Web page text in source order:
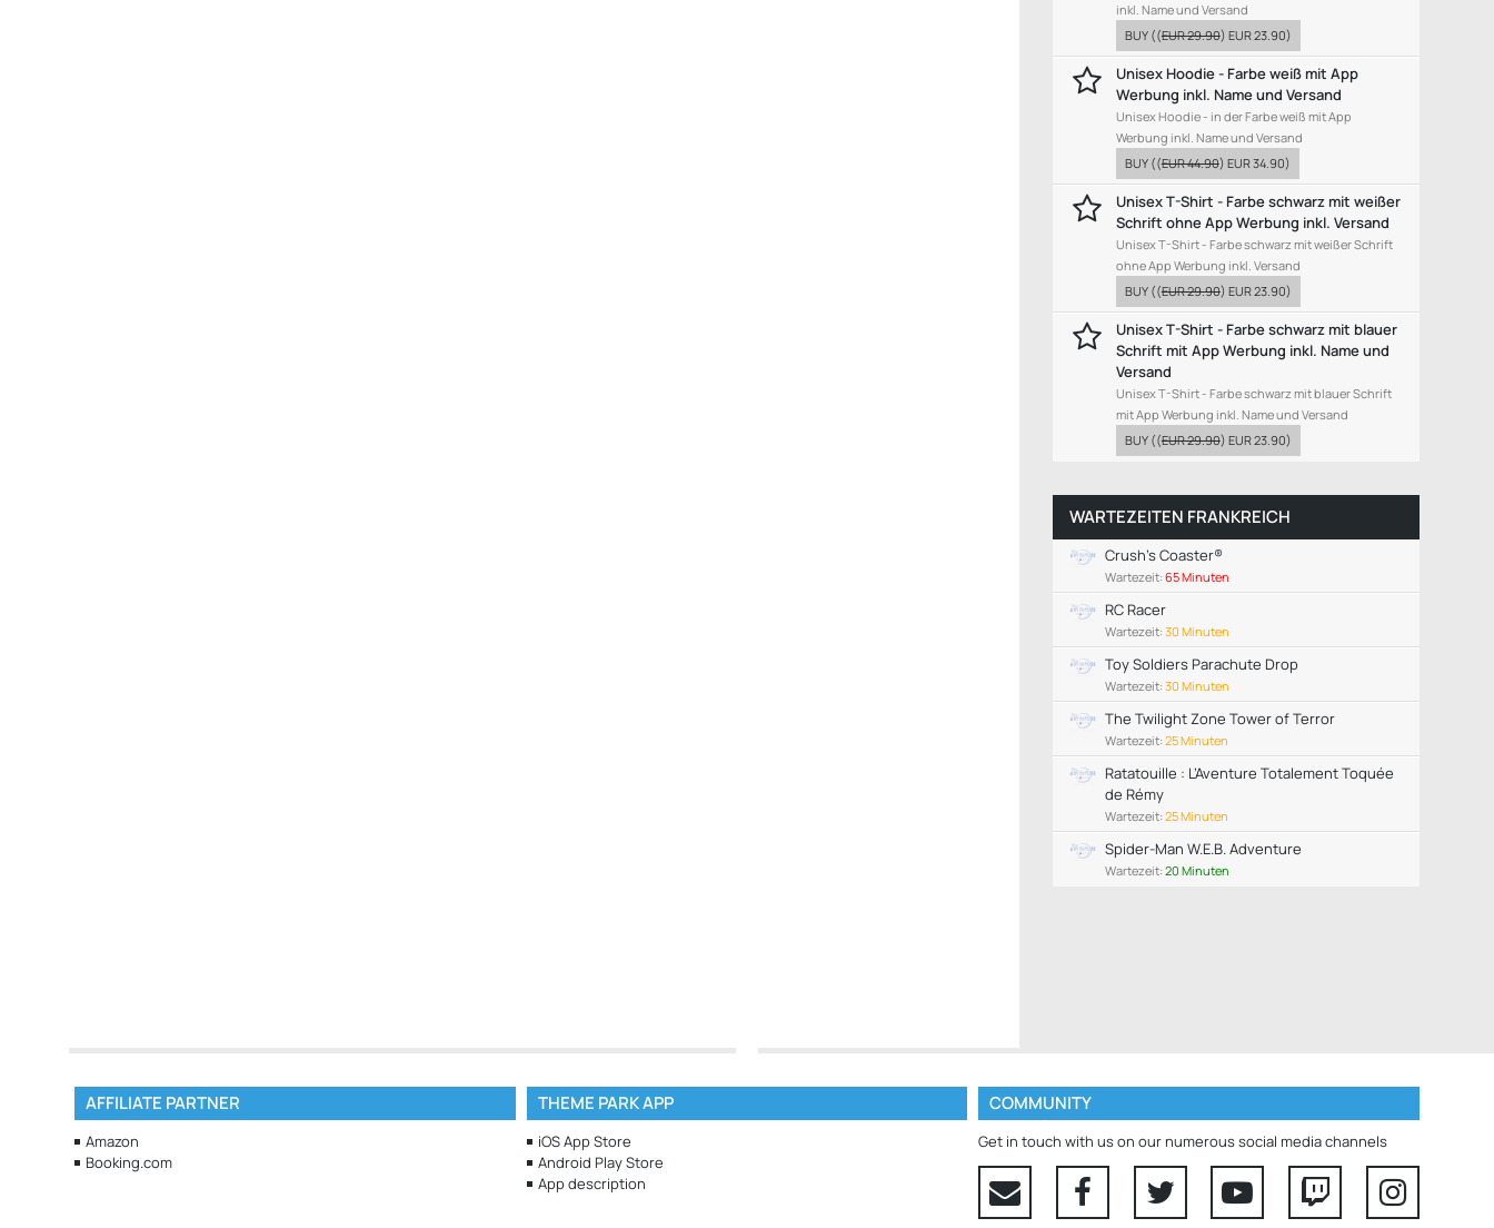
inkl. Name und Versand
BUY ((EUR 29.90) EUR 23.90)
Unisex Hoodie - Farbe weiß mit App
Werbung inkl. Name und Versand
Unisex Hoodie - in der Farbe weiß mit App
Werbung inkl. Name und Versand
BUY ((EUR 44.90) EUR 34.90)
Unisex T-Shirt - Farbe schwarz mit weißer
Schrift ohne App Werbung inkl. Versand
Unisex T-Shirt - Farbe schwarz mit weißer Schrift
ohne App Werbung inkl. Versand
BUY ((EUR 29.90) EUR 23.90)
Unisex T-Shirt - Farbe schwarz mit blauer
Schrift mit App Werbung inkl. Name und
Versand
Unisex T-Shirt - Farbe schwarz mit blauer Schrift
mit App Werbung inkl. Name und Versand
BUY ((EUR 29.90) EUR 23.90)
WARTEZEITEN FRANKREICH
Crush's Coaster®
Wartezeit: 65 Minuten
RC Racer
Wartezeit: 30 Minuten
Toy Soldiers Parachute Drop
Wartezeit: 30 Minuten
The Twilight Zone Tower of Terror
Wartezeit: 25 Minuten
Ratatouille : L’Aventure Totalement Toquée
de Rémy
Wartezeit: 25 Minuten
Spider-Man W.E.B. Adventure
Wartezeit: 20 Minuten
AFFILIATE PARTNER
Amazon
Booking.com
THEME PARK APP
iOS App Store
Android Play Store
App description
COMMUNITY
Get in touch with us on our numerous social media channels